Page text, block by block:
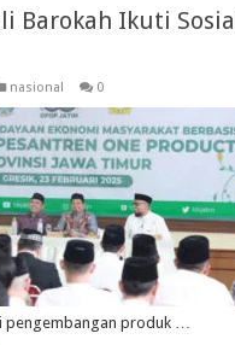
Barokah Ikuti
nasional 0
pengembangan produk …